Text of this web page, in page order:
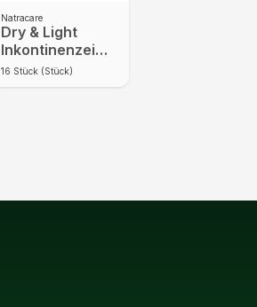
Natracare
Dry & Light
Inkontinenzeinlage
Plus 16 St
16 Stück (Stück)